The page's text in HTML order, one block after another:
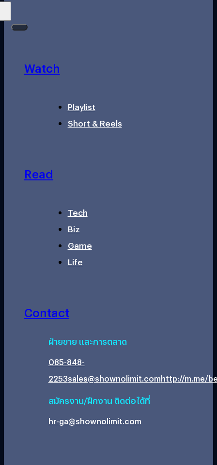
Watch
Playlist
Short & Reels
Read
Tech
Biz
Game
Life
Contact
ฝ่ายขาย และการตลาด
085-848-
2253sales@shownolimit.comhttp://m.me/
สมัครงาน/ฝึกงาน ติดต่อได้ที่
hr-ga@shownolimit.com